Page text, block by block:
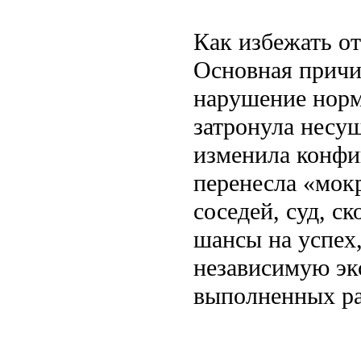
Как избежать
Основная
нарушение
затронула
изменила
перенесла
соседей, суд,
шансы на
независимую
выполненных